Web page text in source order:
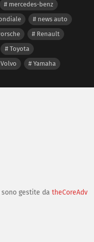
mercedes-benz
news auto
Renault
Toyota
Volvo Yamaha
gestite da theCoreAdv